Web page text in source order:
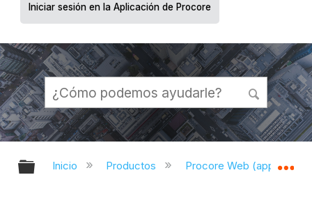
Iniciar sesión en la Aplicación de Procore
Expandir/contraer jerarquía global
Inicio Productos Procore Web